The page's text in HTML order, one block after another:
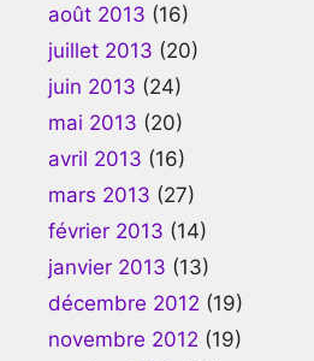
août 2013 (16)
juillet 2013 (20)
juin 2013 (24)
mai 2013 (20)
avril 2013 (16)
mars 2013 (27)
février 2013 (14)
janvier 2013 (13)
décembre 2012 (19)
novembre 2012 (19)